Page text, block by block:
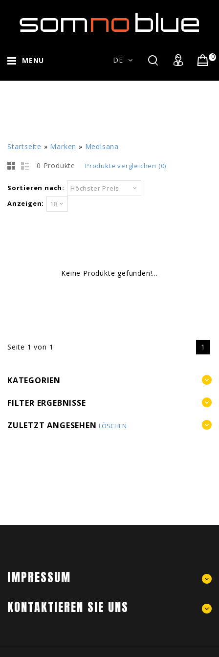
MENU 0
DE
Startseite » Marken » Medisana
0 Produkte Produkte vergleichen (0)
Sortieren nach:
Höchster Preis
Anzeigen:
18
Keine Produkte gefunden!...
Seite 1 von 1 1
KATEGORIEN
FILTER ERGEBNISSE
ZULETZT ANGESEHENLÖSCHEN
IMPRESSUM
KONTAKTIEREN SIE UNS